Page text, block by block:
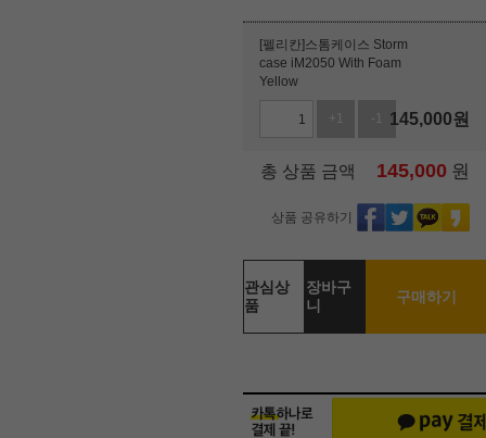
[펠리칸]스톰케이스 Storm
case iM2050 With Foam
Yellow
+1 -1 145,000원
총 상품 금액 145,000 원
상품 공유하기
관심상
품
장바구
니
구매하기